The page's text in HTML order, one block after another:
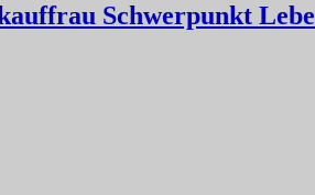
Schwerpunkt